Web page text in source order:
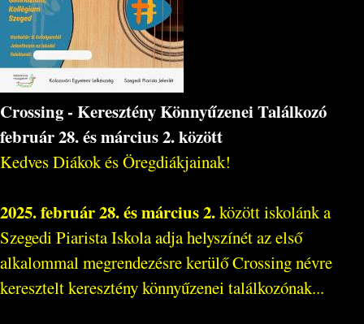
Crossing - Keresztény Könnyűzenei Találkozó
február 28. és március 2. között
Kedves Diákok és Öregdiákjainak!
2025. február 28. és március 2.között iskolánk a
Szegedi Piarista Iskola adja helyszínét az első
alkalommal megrendezésre kerülő Crossing névre
keresztelt keresztény könnyűzenei találkozónak...